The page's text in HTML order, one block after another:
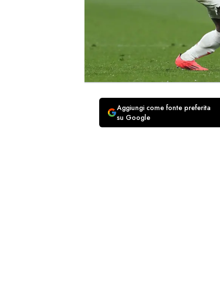
Aggiungi come fonte preferita
su Google